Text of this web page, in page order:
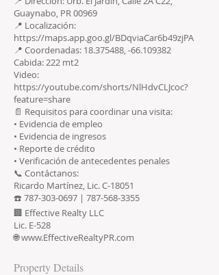
Guaynabo, PR 00969
📍 Localización:
https://maps.app.goo.gl/BDqviaCar6b49zjPA
📍 Coordenadas: 18.375488, -66.109382
Cabida: 222 mt2
Video:
https://youtube.com/shorts/NlHdvCLJcoc?
feature=share
📄 Requisitos para coordinar una visita:
• Evidencia de empleo
• Evidencia de ingresos
• Reporte de crédito
• Verificación de antecedentes penales
📞 Contáctanos:
Ricardo Martínez, Lic. C-18051
☎️ 787-303-0697 | 787-568-3355
🏢 Effective Realty LLC
Lic. E-528
🌐www.EffectiveRealtyPR.com
Property Details